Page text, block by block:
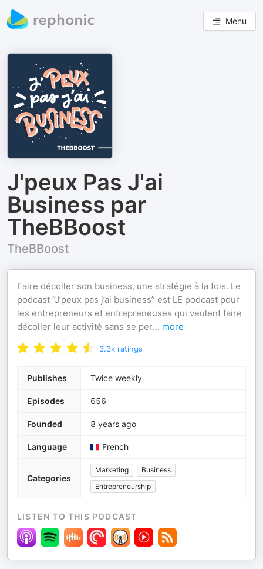
Menu
J'peux Pas J'ai
Business par
TheBBoost
TheBBoost
Faire décoller son business, une stratégie à la fois. Le
podcast “J’peux pas j’ai business” est LE podcast pour
les entrepreneurs et entrepreneuses qui veulent faire
décoller leur activité sans se per... more
3.3k ratings
Publishes Twice weekly
Episodes 656
Founded 8 years ago
Language French
Categories
Marketing
Business
Entrepreneurship
LISTEN TO THIS PODCAST